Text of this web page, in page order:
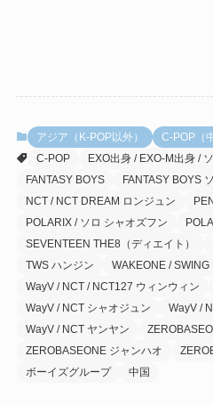
アジア（K-POP以外）
C-POP（
C-POP
EXO出身 / EXO-M出身 /
FANTASY BOYS
FANTASY BOYS
NCT / NCT DREAM ロンジュン
POLARIX / ソロ シャオズフン
SEVENTEEN THE8（ディエイト）
TWS ハンジン
WAKEONE /
WayV / NCT / NCT127 ウィンウィン
WayV / NCT シャオジュン
WayV /
WayV / NCT ヤンヤン
ZEROBASEONE ジャンハオ
ボーイズグループ
中国